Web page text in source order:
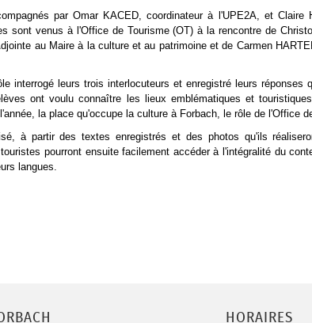
par Omar KACED, coordinateur à l'UPE2A, et Claire
sont venus à l'Office de Tourisme (OT) à la rencontre de
au Maire à la culture et au patrimoine et de Carmen
interrogé leurs trois interlocuteurs et enregistré leurs réponses
ont voulu connaître les lieux emblématiques et
la place qu'occupe la culture à Forbach, le rôle de l'Office
à partir des textes enregistrés et des photos qu'ils
pourront ensuite facilement accéder à l'intégralité du
langues.
HORAIRES